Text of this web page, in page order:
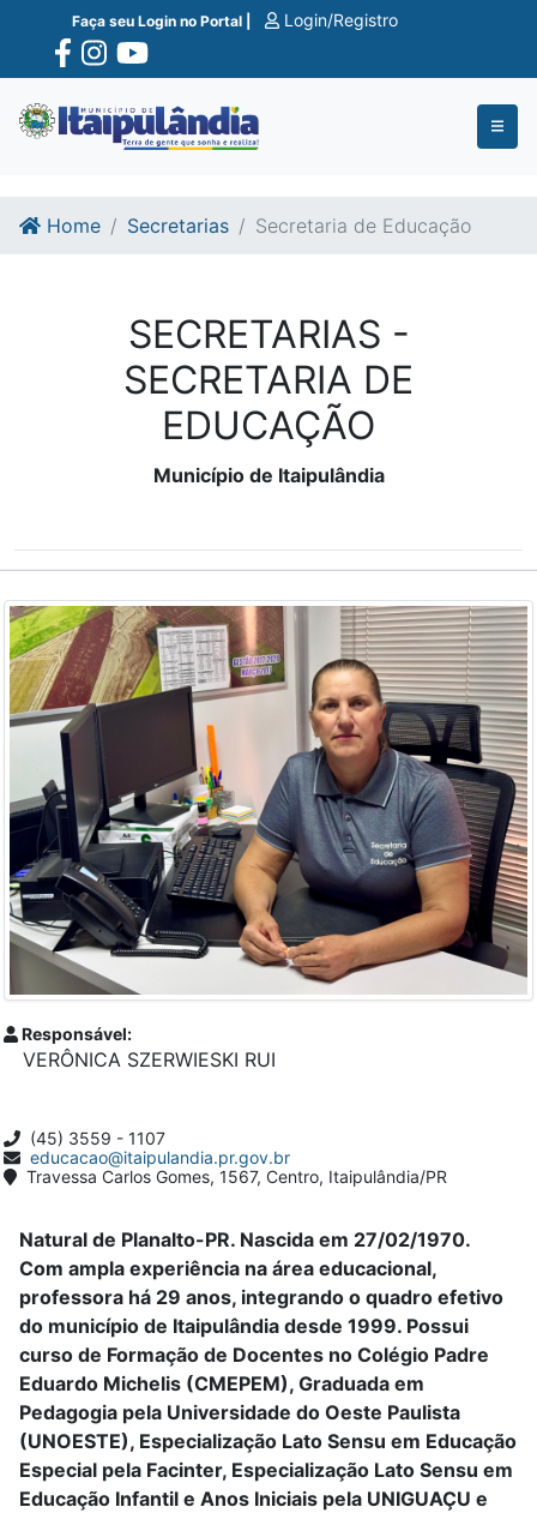
Ir para o conte�do
Ir para o fim do conte�do
Faça seu Login no Portal | Login/Registro
Home Secretarias Secretaria de Educação
SECRETARIAS -
SECRETARIA DE
EDUCAÇÃO
Município de Itaipulândia
Responsável:
VERÔNICA SZERWIESKI RUI
(45) 3559 - 1107
educacao@itaipulandia.pr.gov.br
Travessa Carlos Gomes, 1567, Centro, Itaipulândia/PR
Natural de Planalto-PR. Nascida em 27/02/1970.
Com ampla experiência na área educacional,
professora há 29 anos, integrando o quadro efetivo
do município de Itaipulândia desde 1999. Possui
curso de Formação de Docentes no Colégio Padre
Eduardo Michelis (CMEPEM), Graduada em
Pedagogia pela Universidade do Oeste Paulista
(UNOESTE), Especialização Lato Sensu em Educação
Especial pela Facinter, Especialização Lato Sensu em
Educação Infantil e Anos Iniciais pela UNIGUAÇU e